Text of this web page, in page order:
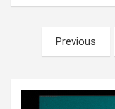
pagination
Previous